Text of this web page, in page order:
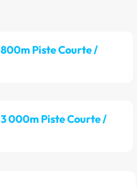
800m Piste Courte /
3 000m Piste Courte /